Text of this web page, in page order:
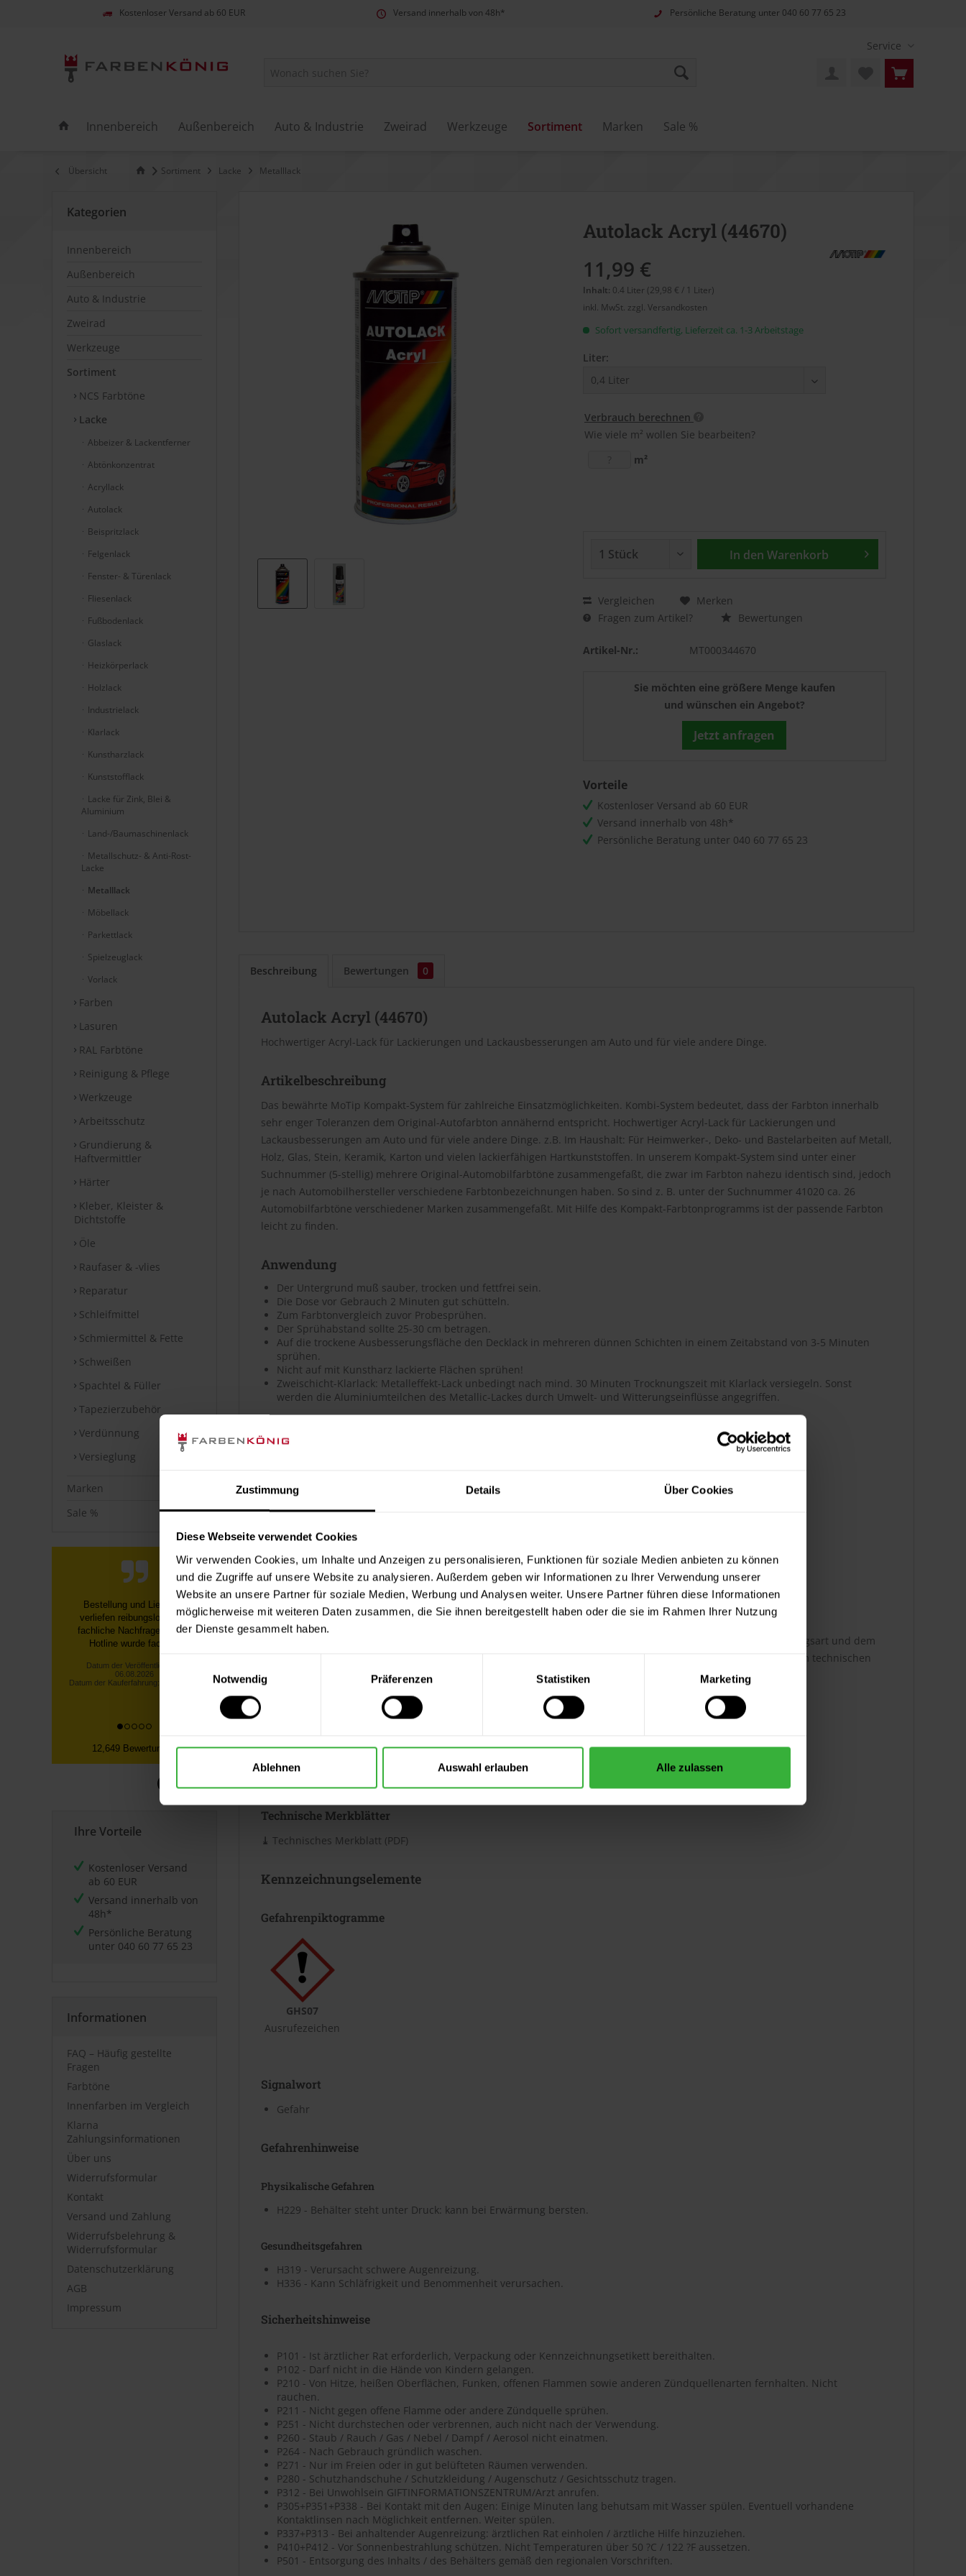
Zustimmung Details Über Cookies
Diese Webseite verwendet Cookies
Wir verwenden Cookies, um Inhalte und Anzeigen zu personalisieren, Funktionen für soziale Medien anbieten zu können
und die Zugriffe auf unsere Website zu analysieren. Außerdem geben wir Informationen zu Ihrer Verwendung unserer
Website an unsere Partner für soziale Medien, Werbung und Analysen weiter. Unsere Partner führen diese Informationen
möglicherweise mit weiteren Daten zusammen, die Sie ihnen bereitgestellt haben oder die sie im Rahmen Ihrer Nutzung
der Dienste gesammelt haben.
Notwendig
Präferenzen Statistiken Marketing
Ablehnen Auswahl erlauben Alle zulassen
Kostenloser Versand ab 60 EUR Versand innerhalb von 48h* Persönliche Beratung unter 040 60 77 65 23
Service
Innenbereich Außenbereich Auto & Industrie Zweirad Werkzeuge Sortiment Marken Sale %
Übersicht Sortiment Lacke Metalllack
Kategorien
Innenbereich
Außenbereich
Auto & Industrie
Zweirad
Werkzeuge
Sortiment
NCS Farbtöne
Lacke
Abbeizer & Lackentferner
Abtönkonzentrat
Acryllack
Autolack
Beispritzlack
Felgenlack
Fenster- & Türenlack
Fliesenlack
Fußbodenlack
Glaslack
Heizkörperlack
Holzlack
Industrielack
Klarlack
Kunstharzlack
Kunststofflack
Lacke für Zink, Blei &
Aluminium
Land-/Baumaschinenlack
Metallschutz- & Anti-Rost-
Lacke
Metalllack
Möbellack
Parkettlack
Spielzeuglack
Vorlack
Farben
Lasuren
RAL Farbtöne
Reinigung & Pflege
Werkzeuge
Arbeitsschutz
Grundierung &
Haftvermittler
Härter
Kleber, Kleister &
Dichtstoffe
Öle
Raufaser & -vlies
Reparatur
Schleifmittel
Schmiermittel & Fette
Schweißen
Spachtel & Füller
Tapezierzubehör
Verdünnung
Versieglung
Marken
Sale %
Farbe war super verpackt und
schnell geliefert. Brillux Superlux
3000 weiss ist Qualitativ sehr
hoch...
Datum der Veröffentlichung:
06.08.2026
12,649 Bewertungen
Ihre Vorteile
Kostenloser Versand
ab 60 EUR
Versand innerhalb von
48h*
Persönliche Beratung
unter 040 60 77 65 23
Informationen
FAQ – Häufig gestellte
Fragen
Farbtöne
Innenfarben im Vergleich
Klarna
Zahlungsinformationen
Über uns
Widerrufsformular
Kontakt
Versand und Zahlung
Widerrufsbelehrung &
Widerrufsformular
Datenschutzerklärung
AGB
Impressum
Autolack Acryl (44670)
11,99 €
Inhalt: 0.4 Liter (29,98 € / 1 Liter)
inkl. MwSt. zzgl. Versandkosten
Sofort versandfertig, Lieferzeit ca. 1-3 Arbeitstage
Liter:
Verbrauch berechnen
Wie viele m² wollen Sie bearbeiten?
m²
In den Warenkorb
Vergleichen
Merken
Fragen zum Artikel?
Bewertungen
Artikel-Nr.: MT000344670
Sie möchten eine größere Menge kaufen
und wünschen ein Angebot?
Jetzt anfragen
Vorteile
Kostenloser Versand ab 60 EUR
Versand innerhalb von 48h*
Persönliche Beratung unter 040 60 77 65 23
Beschreibung Bewertungen 0
Autolack Acryl (44670)
Hochwertiger Acryl-Lack für Lackierungen und Lackausbesserungen am Auto und für viele andere Dinge.
Artikelbeschreibung
Das bewährte MoTip Kompakt-System für zahlreiche Einsatzmöglichkeiten. Kombi-System bedeutet, dass der Farbton innerhalb
sehr enger Toleranzen dem Original-Autofarbton annähernd entspricht. Hochwertiger Acryl-Lack für Lackierungen und
Lackausbesserungen am Auto und für viele andere Dinge. z.B. Im Haushalt: Für Heimwerker-, Deko- und Bastelarbeiten auf Metall,
Holz, Glas, Stein, Keramik, Karton und vielen lackierfähigen Hartkunststoffen. In unserem Kompakt-System sind unter einer
Suchnummer (5-stellig) mehrere Original-Automobilfarbtöne zusammengefaßt, die zwar im Farbton nahezu identisch sind, jedoch
je nach Automobilhersteller verschiedene Farbtonbezeichnungen haben. So sind z. B. unter der Suchnummer 41020 ca. 26
Automobilfarbtöne verschiedener Marken zusammengefaßt. Mit Hilfe des Kompakt-Farbtonprogramms ist der passende Farbton
leicht zu finden.
Anwendung
Der Untergrund muß sauber, trocken und fettfrei sein.
Die Dose vor Gebrauch 2 Minuten gut schütteln.
Zum Farbtonvergleich zuvor Probesprühen.
Der Sprühabstand sollte 25-30 cm betragen.
Auf die trockene Ausbesserungsfläche den Decklack in mehreren dünnen Schichten in einem Zeitabstand von 3-5 Minuten
sprühen.
Nicht auf mit Kunstharz lackierte Flächen sprühen!
Zweischicht-Klarlack: Metalleffekt-Lack unbedingt nach mind. 30 Minuten Trocknungszeit mit Klarlack versiegeln. Sonst
werden die Aluminiumteilchen des Metallic-Lackes durch Umwelt- und Witterungseinflüsse angegriffen.
Artikeldetails
Sehr gute Deckkraft, ausgezeichnete Haftung, schnelltrocknend, dauerhafter Glanz
Hohe Oberflächenhärte bei gleichzeitig guter Elastizität
Guter Verlauf, glatte Oberfläche
Polierfähig, schmutzunempfindliche Oberfläche
Wetterfest, lichtecht, UV-beständig (vergilbungsfrei)
Kratz-, stoß- und schlagfest
Uni- sowie Metallic-Lacke werden durch den Überzug mit 2-Schicht-Klarlack bedingt benzinbeständig
Verbrauch
Die Reichweite beträgt laut Hersteller ca. 3,13 bis 4,37 m²/Liter. Der Verbrauch ist dabei abhängig von der Auftragsart und dem
Untergrund. Bei diesen Verbrauchszahlen handelt es sich um Richtwerte. Weitere Infos entnehmen Sie bitte dem technischen
Merkblatt.
Datenblätter & Dokumente
Sicherheitsdatenblätter
Technische Merkblätter
⤓ Technisches Merkblatt (PDF)
Kennzeichnungselemente
Gefahrenpiktogramme
GHS07
Ausrufezeichen
Signalwort
Gefahr
Gefahrenhinweise
Physikalische Gefahren
H229 - Behälter steht unter Druck: kann bei Erwärmung bersten.
Gesundheitsgefahren
H319 - Verursacht schwere Augenreizung.
H336 - Kann Schläfrigkeit und Benommenheit verursachen.
Sicherheitshinweise
P101 - Ist ärztlicher Rat erforderlich, Verpackung oder Kennzeichnungsetikett bereithalten.
P102 - Darf nicht in die Hände von Kindern gelangen.
P210 - Von Hitze, heißen Oberflächen, Funken, offenen Flammen sowie anderen Zündquellenarten fernhalten. Nicht
rauchen.
P211 - Nicht gegen offene Flamme oder andere Zündquelle sprühen.
P251 - Nicht durchstechen oder verbrennen, auch nicht nach der Verwendung.
P260 - Staub / Rauch / Gas / Nebel / Dampf / Aerosol nicht einatmen.
P264 - Nach Gebrauch gründlich waschen.
P271 - Nur im Freien oder in gut belüfteten Räumen verwenden.
P280 - Schutzhandschuhe / Schutzkleidung / Augenschutz / Gesichtsschutz tragen.
P312 - Bei Unwohlsein GIFTINFORMATIONSZENTRUM/Arzt anrufen.
P305+P351+P338 - Bei Kontakt mit den Augen: Einige Minuten lang behutsam mit Wasser spülen. Eventuell vorhandene
Kontaktlinsen nach Möglichkeit entfernen. Weiter spülen.
P337+P313 - Bei anhaltender Augenreizung: ärztlichen Rat einholen / ärztliche Hilfe hinzuziehen.
P410+P412 - Vor Sonnenbestrahlung schützen. Nicht Temperaturen über 50 ?C / 122 ?F aussetzen.
P501 - Entsorgung des Inhalts / des Behälters gemäß den regionalen Vorschriften.